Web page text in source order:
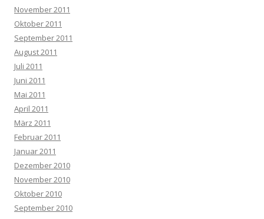
November 2011
Oktober 2011
September 2011
August 2011
Juli 2011
Juni 2011
Mai 2011
April 2011
März 2011
Februar 2011
Januar 2011
Dezember 2010
November 2010
Oktober 2010
September 2010